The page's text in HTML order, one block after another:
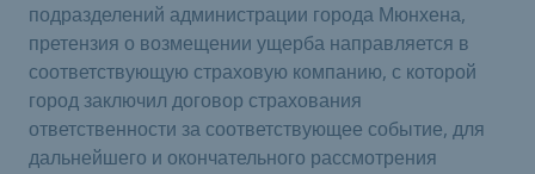
подразделений администрации города Мюнхена,
претензия о возмещении ущерба направляется в
соответствующую страховую компанию, с которой
город заключил договор страхования
ответственности за соответствующее событие, для
дальнейшего и окончательного рассмотрения